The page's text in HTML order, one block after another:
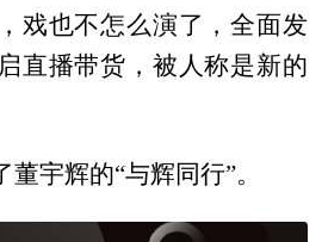
戏也不怎么演了，全面发
直播带货，被人称是新的
宇辉的“与辉同行”。